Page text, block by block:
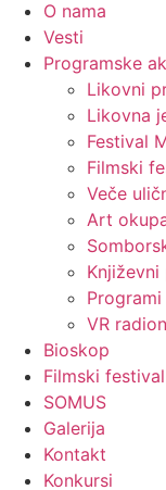
O nama
Vesti
Programske
Likovni
Likovna
Festival
Filmski
Veče
Art
VR
Bioskop
Filmski festival
SOMUS
Galerija
Kontakt
Konkursi